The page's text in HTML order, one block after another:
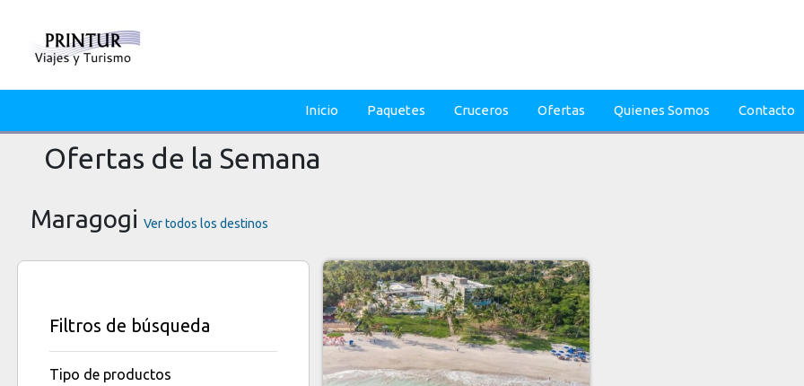
Inicio Paquetes Cruceros Ofertas Quienes Somos Contacto
Ofertas de la Semana
Maragogi Ver todos los destinos
Filtros de búsqueda
Tipo de productos